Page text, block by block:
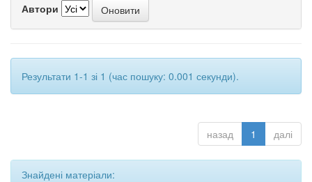
Автори
Результати 1-1 зі 1 (час пошуку: 0.001 секунди).
назад 1 далі
Знайдені матеріали: